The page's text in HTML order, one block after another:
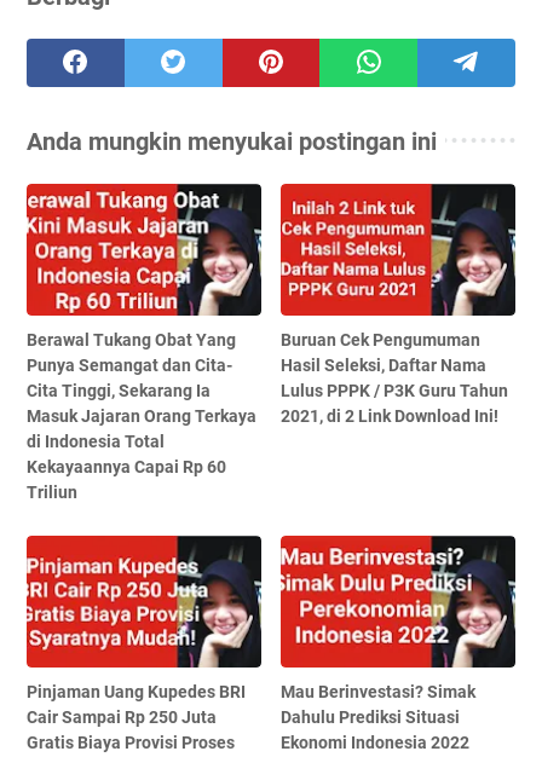
Anda mungkin menyukai postingan ini
Berawal Tukang Obat Yang
Punya Semangat dan Cita-
Cita Tinggi, Sekarang Ia
Masuk Jajaran Orang Terkaya
di Indonesia Total
Kekayaannya Capai Rp 60
Triliun
Buruan Cek Pengumuman
Hasil Seleksi, Daftar Nama
Lulus PPPK / P3K Guru Tahun
2021, di 2 Link Download Ini!
Pinjaman Uang Kupedes BRI
Cair Sampai Rp 250 Juta
Gratis Biaya Provisi Proses
Mau Berinvestasi? Simak
Dahulu Prediksi Situasi
Ekonomi Indonesia 2022